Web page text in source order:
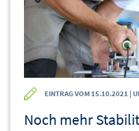
EINTRAG VOM 15.10.2021 |
Noch mehr